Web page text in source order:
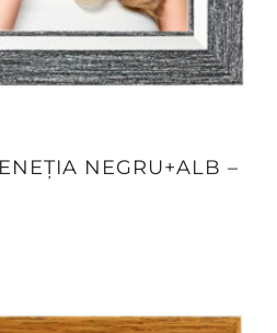
NEGRU+ALB –